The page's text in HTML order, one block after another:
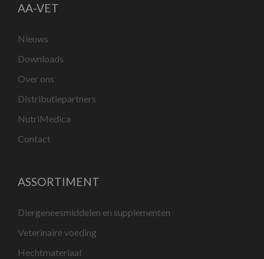
AA-VET
Nieuws
Downloads
Over ons
Distributiepartners
NutriMedica
Contact
ASSORTIMENT
Diergeneesmiddelen en supplementen
Veterinaire voeding
Hechtmateriaal